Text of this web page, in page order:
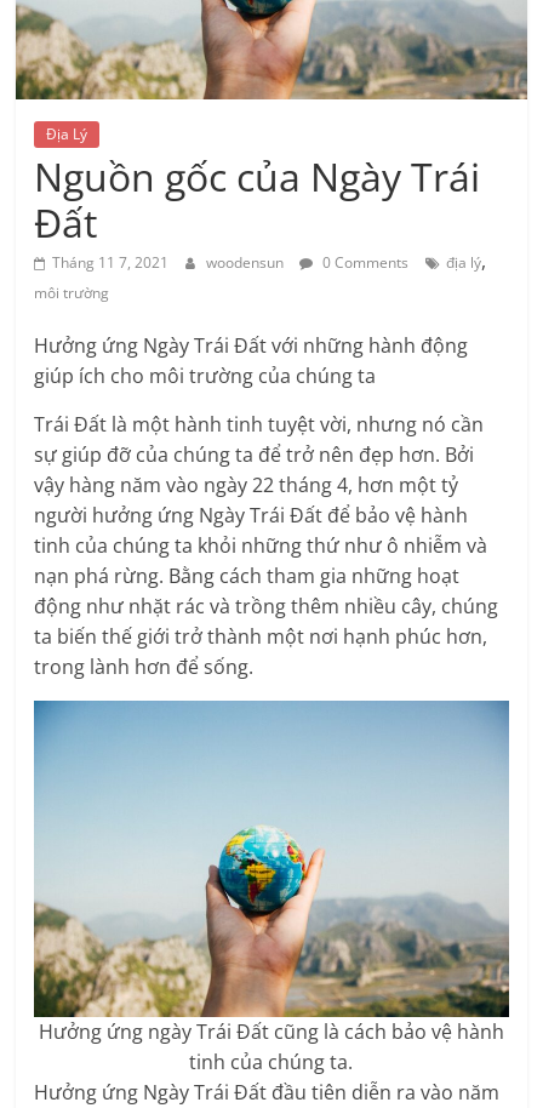
kiến
thức
Chia
kiến
thức
khoa
học
đời
sống
Địa Lý
Nguồn gốc của Ngày Trái
Đất
Tháng 11 7, 2021 woodensun 0 Comments địa lý,
môi trường
Hưởng ứng Ngày Trái Đất với những hành động
giúp ích cho môi trường của chúng ta
Trái Đất là một hành tinh tuyệt vời, nhưng nó cần
sự giúp đỡ của chúng ta để trở nên đẹp hơn. Bởi
vậy hàng năm vào ngày 22 tháng 4, hơn một tỷ
người hưởng ứng Ngày Trái Đất để bảo vệ hành
tinh của chúng ta khỏi những thứ như ô nhiễm và
nạn phá rừng. Bằng cách tham gia những hoạt
động như nhặt rác và trồng thêm nhiều cây, chúng
ta biến thế giới trở thành một nơi hạnh phúc hơn,
trong lành hơn để sống.
Hưởng ứng ngày Trái Đất cũng là cách bảo vệ hành
tinh của chúng ta.
Hưởng ứng Ngày Trái Đất đầu tiên diễn ra vào năm